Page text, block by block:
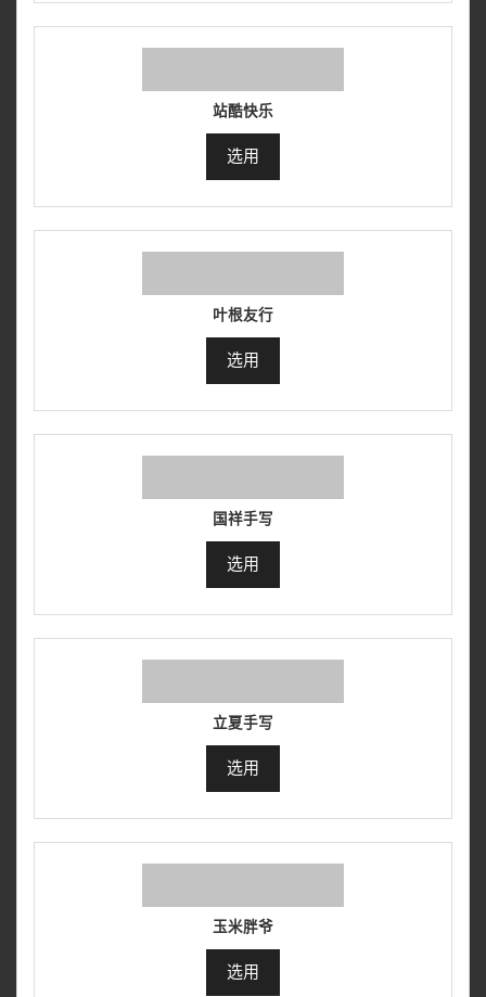
站酷快乐
选用
叶根友行
选用
国祥手写
选用
立夏手写
选用
玉米胖爷
选用